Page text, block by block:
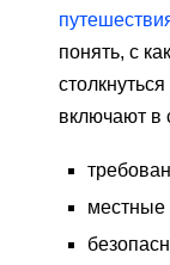
понять, с
включают в
местные